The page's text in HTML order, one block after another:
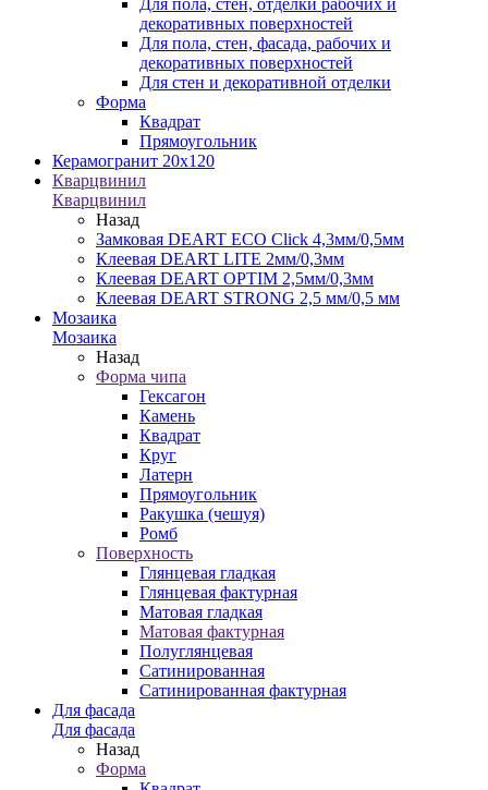
Для пола, стен, отделки рабочих и
декоративных поверхностей
Для пола, стен, фасада, рабочих и
декоративных поверхностей
Для стен и декоративной отделки
Форма
Квадрат
Прямоугольник
Керамогранит 20х120
Кварцвинил
Кварцвинил
Назад
Замковая DEART ECO Click 4,3мм/0,5мм
Клеевая DEART LITE 2мм/0,3мм
Клеевая DEART OPTIM 2,5мм/0,3мм
Клеевая DEART STRONG 2,5 мм/0,5 мм
Мозаика
Мозаика
Назад
Форма чипа
Гексагон
Камень
Квадрат
Круг
Латерн
Прямоугольник
Ракушка (чешуя)
Ромб
Поверхность
Глянцевая гладкая
Глянцевая фактурная
Матовая гладкая
Матовая фактурная
Полуглянцевая
Сатинированная
Сатинированная фактурная
Для фасада
Для фасада
Назад
Форма